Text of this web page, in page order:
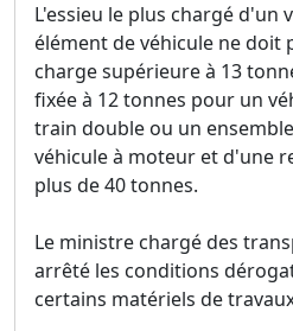
L'essieu le plus chargé d'un
élément de véhicule ne doit
charge supérieure à 13
fixée à 12 tonnes pour un
train double ou un
véhicule à moteur et d'une
plus de 40 tonnes.
Le ministre chargé des
arrêté les conditions
certains matériels de